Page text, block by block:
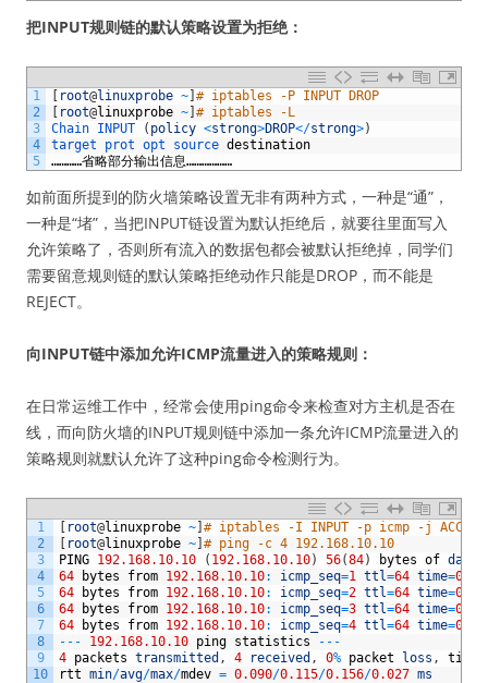
把INPUT规则链的默认策略设置为拒绝：
1
2
3
4
5
root@linuxprobe ~ # iptables -P INPUT DROP
root@linuxprobe ~ # iptables -L
Chain INPUT ( policy <strong>DROP</strong>)
target prot opt source destination
…………省略部分输出信息………………
如前面所提到的防火墙策略设置无非有两种方式，一种是“通”，
一种是“堵”，当把INPUT链设置为默认拒绝后，就要往里面写入
允许策略了，否则所有流入的数据包都会被默认拒绝掉，同学们
需要留意规则链的默认策略拒绝动作只能是DROP，而不能是
REJECT。
向INPUT链中添加允许ICMP流量进入的策略规则：
在日常运维工作中，经常会使用ping命令来检查对方主机是否在
线，而向防火墙的INPUT规则链中添加一条允许ICMP流量进入的
策略规则就默认允许了这种ping命令检测行为。
1
2
3
4
5
6
7
8
9
10
root@linuxprobe ~ # iptables -I INPUT -p icmp -j ACCEPT
root@linuxprobe ~ # ping -c 4 192.168.10.10
PING 192.168.10.10 ( 192.168.10.10) 56(84) bytes of data
64
bytes from 192.168.10.10: icmp_seq=1 ttl=64 time=
64
bytes from 192.168.10.10: icmp_seq=2 ttl=64 time=
64
bytes from 192.168.10.10: icmp_seq=3 ttl=64 time=
64
bytes from 192.168.10.10: icmp_seq=4 ttl=64 time=
-- - 192.168.10.10 ping statistics -- -
4 packets transmitted , 4 received , 0% packet loss , time
rtt min/avg/max/mdev = 0.090/0.115/0.156/0.027 ms